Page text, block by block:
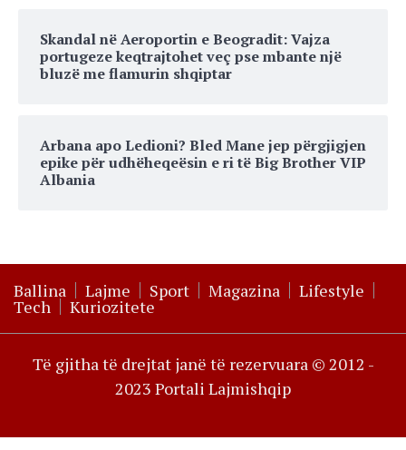
Skandal në Aeroportin e Beogradit: Vajza
portugeze keqtrajtohet veç pse mbante një
bluzë me flamurin shqiptar
Arbana apo Ledioni? Bled Mane jep përgjigjen
epike për udhëheqeësin e ri të Big Brother VIP
Albania
Ballina Lajme Sport Magazina Lifestyle
Tech Kuriozitete
Të gjitha të drejtat janë të rezervuara © 2012 -
2023 Portali Lajmishqip